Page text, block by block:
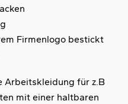
Firmenlogo bestickt
Arbeitskleidung für z.B
mit einer haltbaren